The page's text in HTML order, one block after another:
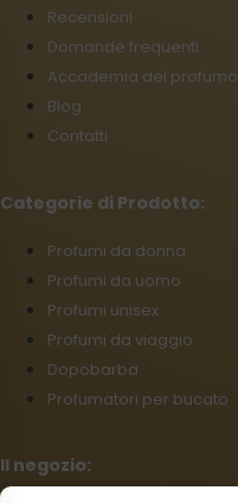
Recensioni
Domande frequenti
Accademia del profumo
Blog
Contatti
Categorie di Prodotto:
Profumi da donna
Profumi da uomo
Profumi unisex
Profumi da viaggio
Dopobarba
Profumatori per bucato
Il negozio: